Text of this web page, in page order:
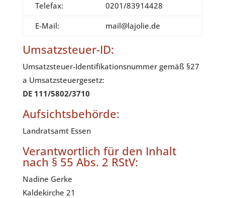
Telefax:
0201/83914428
E-Mail:
mail@lajolie.de
Umsatzsteuer-ID:
Umsatzsteuer-Identifikationsnummer gemäß §27
a Umsatzsteuergesetz:
DE 111/5802/3710
Aufsichtsbehörde:
Landratsamt Essen
Verantwortlich für den Inhalt
nach § 55 Abs. 2 RStV:
Nadine Gerke
Kaldekirche 21